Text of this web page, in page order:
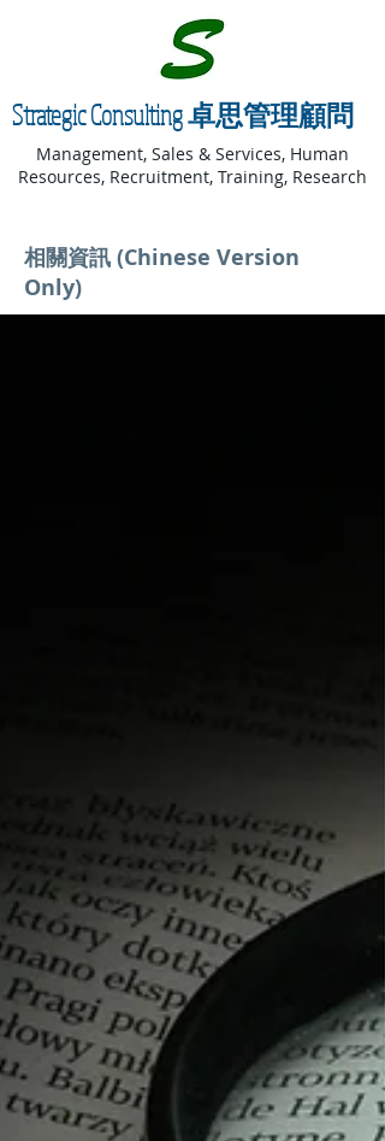
Strategic Consulting 卓思管理顧問
Management, Sales & Services, Human
Resources, Recruitment, Training, Research
相關資訊 (Chinese Version
Only)